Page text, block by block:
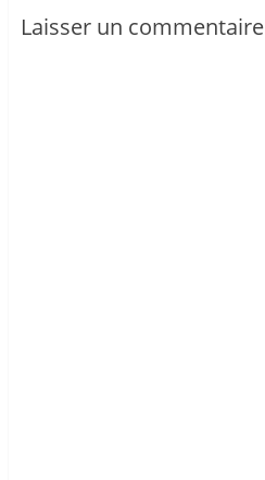
Laisser un commentaire